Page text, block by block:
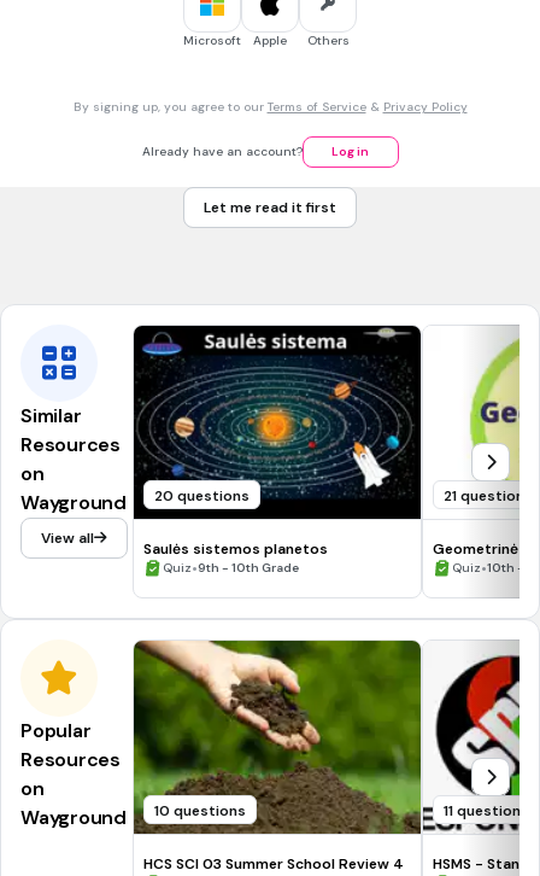
Microsoft Apple Others
By signing up, you agree to our Terms of Service& Privacy Policy
Already have an account? Log in
Let me read it first
Similar
Resources
on
Wayground
View all
20 questions
Saulės sistemos planetos
Quiz•9th - 10th Grade
21 questions
Geometrinė
Quiz•10th -
Popular
Resources
on
Wayground
10 questions
HCS SCI 03 Summer School Review 4
11 questions
HSMS -